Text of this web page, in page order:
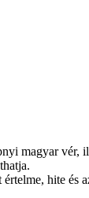
magyar vér,
hite és